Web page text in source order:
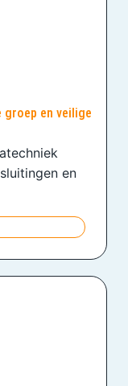
en veilige
en